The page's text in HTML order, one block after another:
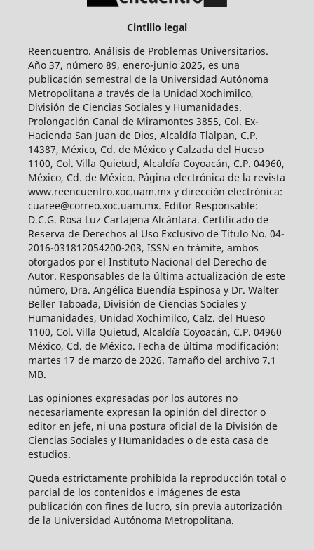
Cintillo legal
Reencuentro. Análisis de Problemas Universitarios.
Año 37, número 89, enero-junio 2025, es una
publicación semestral de la Universidad Autónoma
Metropolitana a través de la Unidad Xochimilco,
División de Ciencias Sociales y Humanidades.
Prolongación Canal de Miramontes 3855, Col. Ex-
Hacienda San Juan de Dios, Alcaldía Tlalpan, C.P.
14387, México, Cd. de México y Calzada del Hueso
1100, Col. Villa Quietud, Alcaldía Coyoacán, C.P. 04960,
México, Cd. de México. Página electrónica de la revista
www.reencuentro.xoc.uam.mx y dirección electrónica:
cuaree@correo.xoc.uam.mx. Editor Responsable:
D.C.G. Rosa Luz Cartajena Alcántara. Certificado de
Reserva de Derechos al Uso Exclusivo de Título No. 04-
2016-031812054200-203, ISSN en trámite, ambos
otorgados por el Instituto Nacional del Derecho de
Autor. Responsables de la última actualización de este
número, Dra. Angélica Buendía Espinosa y Dr. Walter
Beller Taboada, División de Ciencias Sociales y
Humanidades, Unidad Xochimilco, Calz. del Hueso
1100, Col. Villa Quietud, Alcaldía Coyoacán, C.P. 04960
México, Cd. de México. Fecha de última modificación:
martes 17 de marzo de 2026. Tamaño del archivo 7.1
MB.
Las opiniones expresadas por los autores no
necesariamente expresan la opinión del director o
editor en jefe, ni una postura oficial de la División de
Ciencias Sociales y Humanidades o de esta casa de
estudios.
Queda estrictamente prohibida la reproducción total o
parcial de los contenidos e imágenes de esta
publicación con fines de lucro, sin previa autorización
de la Universidad Autónoma Metropolitana.